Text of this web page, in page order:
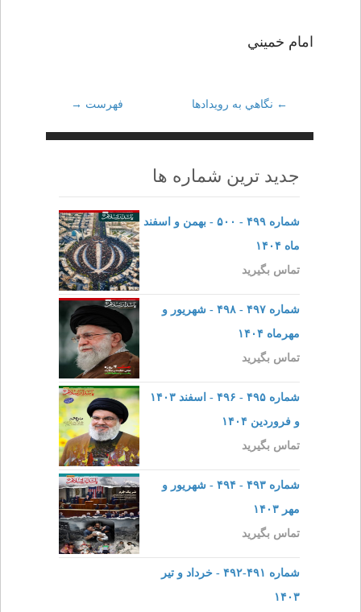
امام خميني
Post
navigation
← نگاهي به رويدادها فهرست →
جدید ترین شماره ها
شماره ۴۹۹ - ۵۰۰ - بهمن و اسفند
ماه ۱۴۰۴
تماس بگیرید
شماره ۴۹۷ - ۴۹۸ - شهریور و
مهرماه ۱۴۰۴
تماس بگیرید
شماره ۴۹۵ - ۴۹۶ - اسفند ۱۴۰۳
و فروردین ۱۴۰۴
تماس بگیرید
شماره ۴۹۳ - ۴۹۴ - شهریور و
مهر ۱۴۰۳
تماس بگیرید
شماره ۴۹۱-۴۹۲ - خرداد و تیر
۱۴۰۳